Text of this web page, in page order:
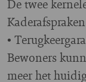
De twee
•
Bewoners
meer het